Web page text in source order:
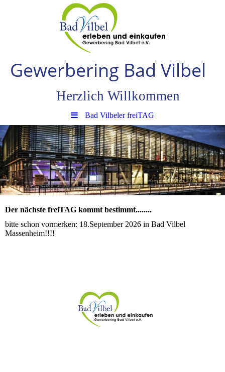
Gewerbering Bad Vilbel
Herzlich Willkommen
Bad Vilbeler freiTAG
Der nächste freiTAG kommt bestimmt........
bitte schon vormerken: 18.September 2026 in Bad Vilbel
Massenheim!!!!